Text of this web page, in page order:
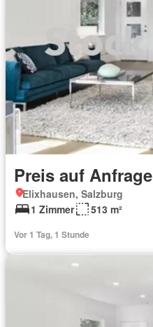
Preis auf Anfrage
Elixhausen, Salzburg
1 Zimmer
513 m²
Vor 1 Tag, 1 Stunde